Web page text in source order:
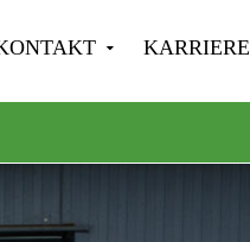
KARRIERE